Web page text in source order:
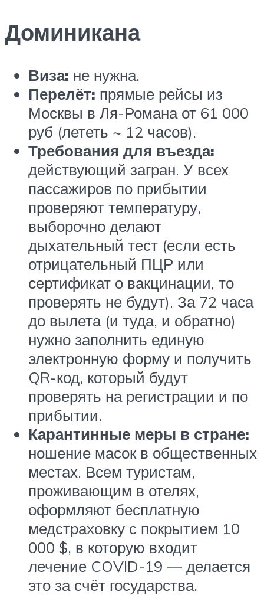
Доминикана
Виза: не нужна.
Перелёт: прямые рейсы из
Москвы в Ля-Романа от 61 000
руб (лететь ~ 12 часов).
Требования для въезда:
действующий загран. У всех
пассажиров по прибытии
проверяют температуру,
выборочно делают
дыхательный тест (если есть
отрицательный ПЦР или
сертификат о вакцинации, то
проверять не будут). За 72 часа
до вылета (и туда, и обратно)
нужно заполнить единую
электронную форму и получить
QR-код, который будут
проверять на регистрации и по
прибытии.
Карантинные меры в стране:
ношение масок в общественных
местах. Всем туристам,
проживающим в отелях,
оформляют бесплатную
медстраховку с покрытием 10
000 $, в которую входит
лечение COVID-19 — делается
это за счёт государства.